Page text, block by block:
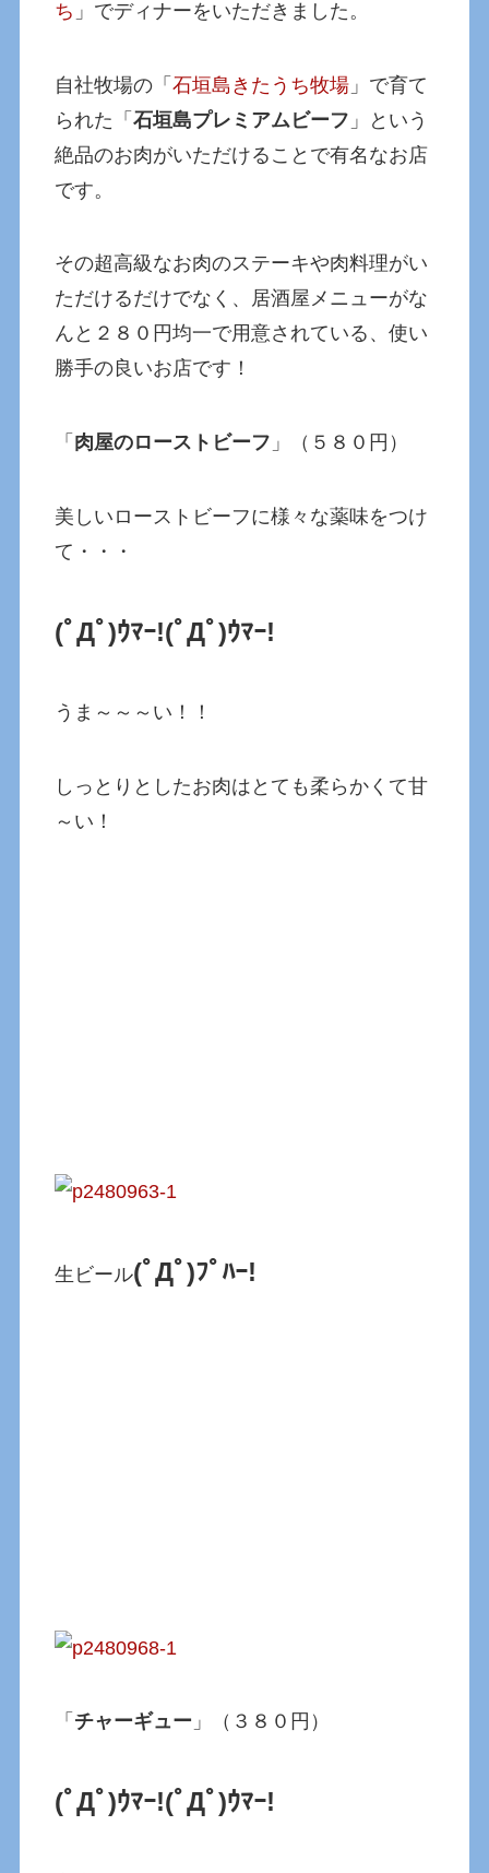
ち 」でディナーをいただきました。
自社牧場の「石垣島きたうち牧場 」で育て
られた「石垣島プレミアムビーフ 」という
絶品のお肉がいただけることで有名なお店
です。
その超高級なお肉のステーキや肉料理がい
ただけるだけでなく、居酒屋メニューがな
んと２８０円均一で用意されている、使い
勝手の良いお店です！
「 肉屋のローストビーフ 」（５８０円）
美しいローストビーフに様々な薬味をつけ
て・・・
(ﾟДﾟ)ｳﾏｰ!(ﾟДﾟ)ｳﾏｰ!
うま～～～い！！
しっとりとしたお肉はとても柔らかくて甘
～い！
生ビール(ﾟДﾟ)ﾌﾟﾊｰ!
「 チャーギュー 」（３８０円）
(ﾟДﾟ)ｳﾏｰ!(ﾟДﾟ)ｳﾏｰ!